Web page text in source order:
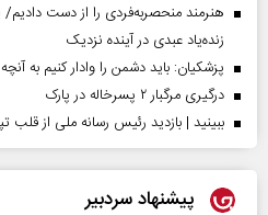
زنده‌یاد عبدی در آینده نزدیک
پزشکیان: باید دشمن را وادار کنیم به
درگیری مرگبار ۲ پسرخاله در پارک
ببینید | بازدید رئیس رسانه ملی از قلب
پیشنهاد سردبیر